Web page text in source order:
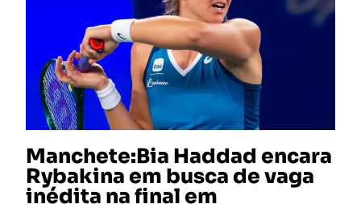
Manchete:Bia Haddad encara
Rybakina em busca de vaga
inédita na final em